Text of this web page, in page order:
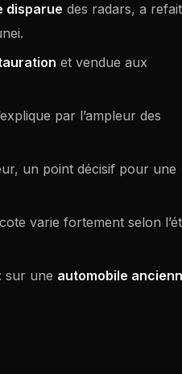
disparue des radars, a refait
et vendue aux
par l’ampleur des
un point décisif pour une
varie fortement selon
sur une automobile